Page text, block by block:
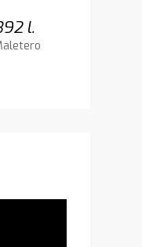
l.